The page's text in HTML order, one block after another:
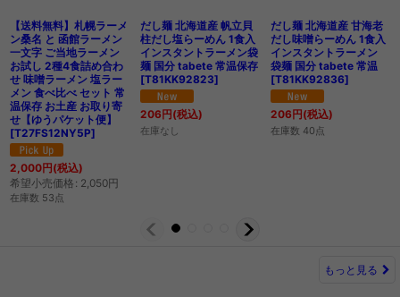
【送料無料】札幌ラーメ
ン桑名 と 函館ラーメン
一文字 ご当地ラーメン
お試し 2種4食詰め合わ
せ 味噌ラーメン 塩ラー
メン 食べ比べ セット 常
温保存 お土産 お取り寄
せ【ゆうパケット便】
[T27FS12NY5P]
2,000円(税込)
希望小売価格 : 2,050円
在庫数 53点
だし麺 北海道産 帆立貝
柱だし塩らーめん 1食入
インスタントラーメン袋
麺 国分 tabete 常温保存
[T81KK92823]
206 円(税込)
在庫なし
だし麺 北海道産 甘海老
だし味噌らーめん 1食入
インスタントラーメン
袋麺 国分 tabete 常温
[T81KK92836]
206 円(税込)
在庫数 40点
もっと見る